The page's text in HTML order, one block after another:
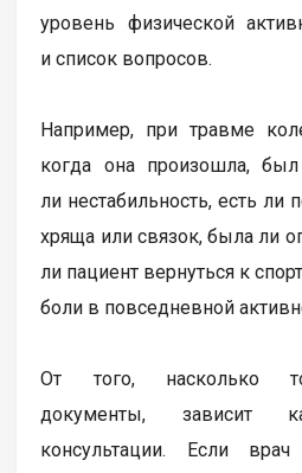
уровень физической
и список вопросов.
Например, при травме
когда она произошла,
ли нестабильность, есть
хряща или связок, была ли
ли пациент вернуться к
боли в повседневной
От того, насколько
документы, зависит
консультации. Если